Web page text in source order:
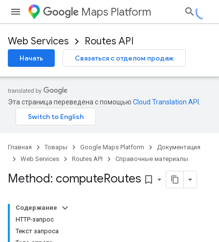
Maps Platform
Web Services Routes API
Начать Связаться с отделом продаж
Эта страница переведена с помощью Cloud Translation API
Главная Товары Google Maps Platform
Документация
Web Services
Routes API Справочные материалы
Method: computeRoutes bookmark_border
Содержание
HTTP-запрос
Текст запроса